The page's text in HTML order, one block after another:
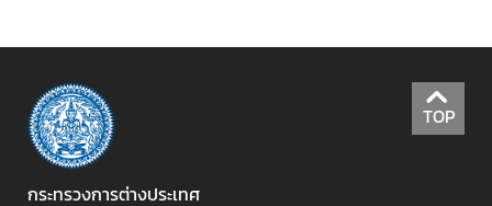
ก
า
ศ
แ
ล
TOP
กระทรวงการต่างประเทศ